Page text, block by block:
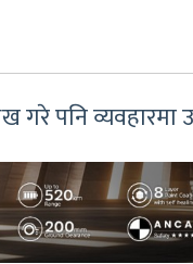
पनि व्यवहारमा